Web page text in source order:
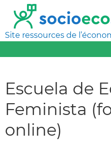
Site ressources de
Escuela de
Feminista
online)